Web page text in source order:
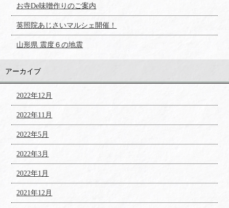
お寺De味噌作りのご案内
英照院あじさいマルシェ開催！
山形県 震度６の地震
アーカイブ
2022年12月
2022年11月
2022年5月
2022年3月
2022年1月
2021年12月